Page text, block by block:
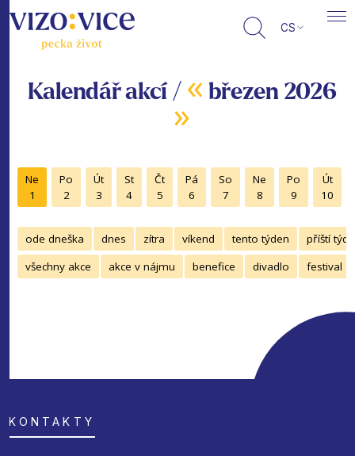
CS
Kalendář akcí / « březen 2026
»
Ne
1
Po
2
Út
3
St
4
Čt
5
Pá
6
So
7
Ne
8
Po
9
Út
10
ode dneška dnes zítra víkend tento týden
příští
všechny akce
akce v nájmu benefice divadlo festival
KONTAKTY